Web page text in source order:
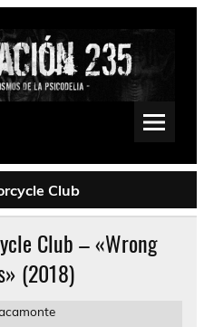
Sludge, Fuzz, Space, Drone
Club
Club – «Wrong
(2018)